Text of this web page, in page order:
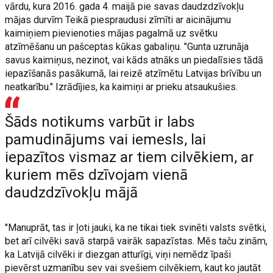
vārdu, kura 2016. gada 4. maijā pie savas daudzdzīvokļu
mājas durvīm Teikā piespraudusi zīmīti ar aicinājumu
kaimiņiem pievienoties mājas pagalmā uz svētku
atzīmēšanu un pašceptas kūkas gabaliņu. "Gunta uzrunāja
savus kaimiņus, nezinot, vai kāds atnāks un piedalīsies tādā
iepazīšanās pasākumā, lai reizē atzīmētu Latvijas brīvību un
neatkarību." Izrādījies, ka kaimiņi ar prieku atsaukušies.
Šāds notikums varbūt ir labs
pamudinājums vai iemesls, lai
iepazītos vismaz ar tiem cilvēkiem, ar
kuriem mēs dzīvojam vienā
daudzdzīvokļu mājā
"Manuprāt, tas ir ļoti jauki, ka ne tikai tiek svinēti valsts svētki,
bet arī cilvēki savā starpā vairāk sapazīstas. Mēs taču zinām,
ka Latvijā cilvēki ir diezgan atturīgi, viņi nemēdz īpaši
pievērst uzmanību sev vai svešiem cilvēkiem, kaut ko jautāt